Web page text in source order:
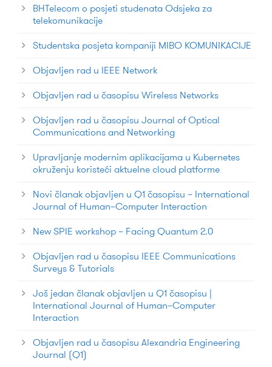
BHTelecom o posjeti studenata Odsjeka za
telekomunikacije
Studentska posjeta kompaniji MIBO KOMUNIKACIJE
Objavljen rad u IEEE Network
Objavljen rad u časopisu Wireless Networks
Objavljen rad u časopisu Journal of Optical
Communications and Networking
Upravljanje modernim aplikacijama u Kubernetes
okruženju koristeći aktuelne cloud platforme
Novi članak objavljen u Q1 časopisu – International
Journal of Human–Computer Interaction
New SPIE workshop – Facing Quantum 2.0
Objavljen rad u časopisu IEEE Communications
Surveys & Tutorials
Još jedan članak objavljen u Q1 časopisu |
International Journal of Human–Computer
Interaction
Objavljen rad u časopisu Alexandria Engineering
Journal (Q1)